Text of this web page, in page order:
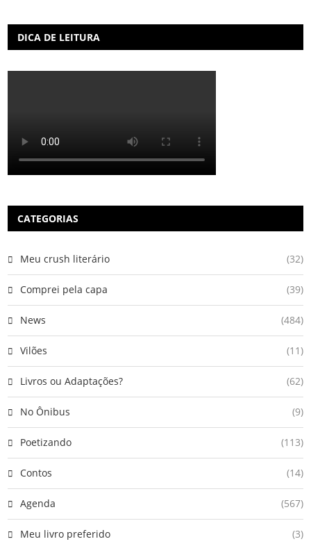
DICA DE LEITURA
CATEGORIAS
Meu crush literário (32)
Comprei pela capa (39)
News (484)
Vilões (11)
Livros ou Adaptações? (62)
No Ônibus (9)
Poetizando (113)
Contos (14)
Agenda (567)
Meu livro preferido (3)